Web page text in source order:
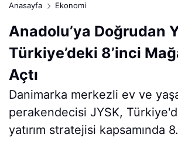
Anasayfa Ekonomi
Anadolu’ya Doğrudan
Türkiye’deki 8’inci
Açtı
Danimarka merkezli ev ve
perakendecisi JYSK,
yatırım stratejisi kapsamında